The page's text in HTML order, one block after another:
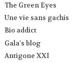
The Green Eyes
Une vie sans gachis
Bio addict
Gala's blog
Antigone XXI